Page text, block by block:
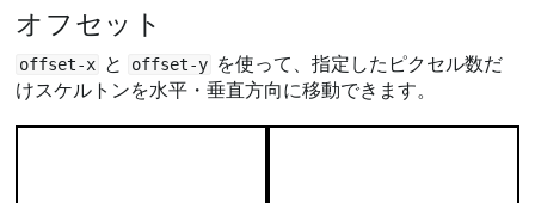
オフセット
offset-x と offset-y を使って、指定したピクセル数だ
けスケルトンを水平・垂直方向に移動できます。